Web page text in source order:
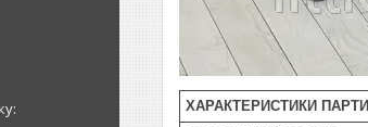
ХАРАКТЕРИСТИКИ ПАРТИ